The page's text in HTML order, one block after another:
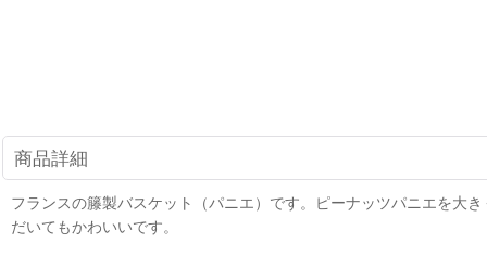
商品詳細
フランスの籐製バスケット（パニエ）です。ピーナッツパニエを大
だいてもかわいいです。